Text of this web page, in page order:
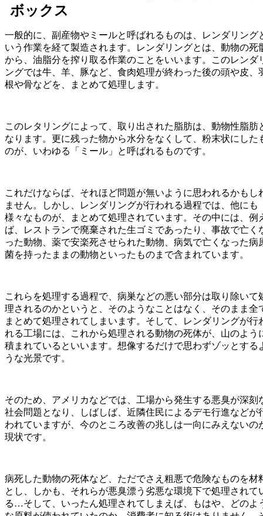
ボックス
一般的に、副産物やミールと呼ばれるものは、レンダリング
いう作業を経て製造されます。レンダリングとは、動物の死
から、油脂分を搾り取る作業のことをいいます。このレンダ
ングでは牛、羊、豚など、食肉処理が終わった後の頭や皮、
根や骨などを、まとめて処理します。
このレタリングによって、取り出された脂肪は、動物性脂肪
なります。更に残った物から水分をなくして、粉末状にした
のが、いわゆる「ミール」と呼ばれるものです。
これだけならば、それほど問題が無いように思われるかもし
ません。しかし、レンダリングが行われる過程では、他にも
様々なものが、まとめて処理されています。その中には、例
ば、レストランで廃棄された生ゴミであったり、事故で亡く
った動物、薬で安楽死させられた動物、病気で亡くなった病
菌を持ったままの動物といったものまで含まれています。
これらを処理する過程で、病巣などの悪い部分は取り除いて
理されるのかというと、そのようなことはなく、そのまま全
まとめて処理されてしまいます。そして、レンダリングが行
れる工場には、これから処理される動物の死体が、山のよう
積まれているといいます。想像するだけで思わずゾッとする
うな光景です。
そのため、アメリカなどでは、工場から発生する悪臭が深刻
社会問題となり、しばしば、近隣住民によるデモ行進などが
われていますが、今のところ改善の兆しは一向にみえないの
現状です。
病死した動物の死体など、ただでさえ粗悪で危険なものを材
とし、しかも、それらが悪臭漂う劣悪な環境下で処理されて
る…そして、いったん処理されてしまえば、もはや、どのよ